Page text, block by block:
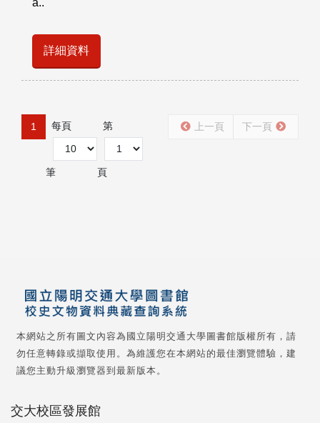
詳細資料
1 每頁
筆
第
頁
上一頁 下一頁
本網站之所有圖文內容為國立陽明交通大學圖書館版權所有，請
勿任意轉錄或擷取使用。為維護您在本網站的最佳瀏覽體驗，建
議您主動升級瀏覽器到最新版本。
交大校區發展館